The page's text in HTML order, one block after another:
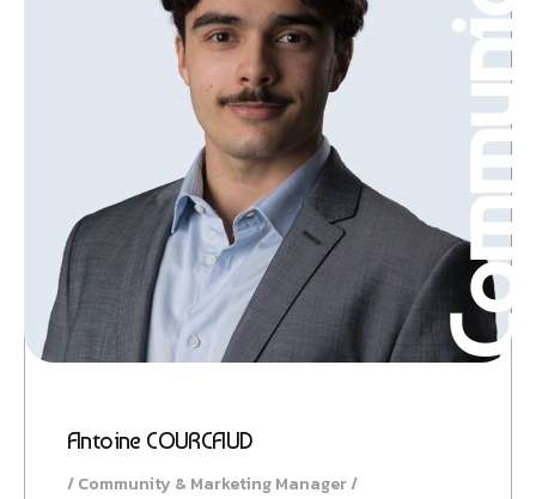
Antoine COURCAUD
Community & Marketing Manager